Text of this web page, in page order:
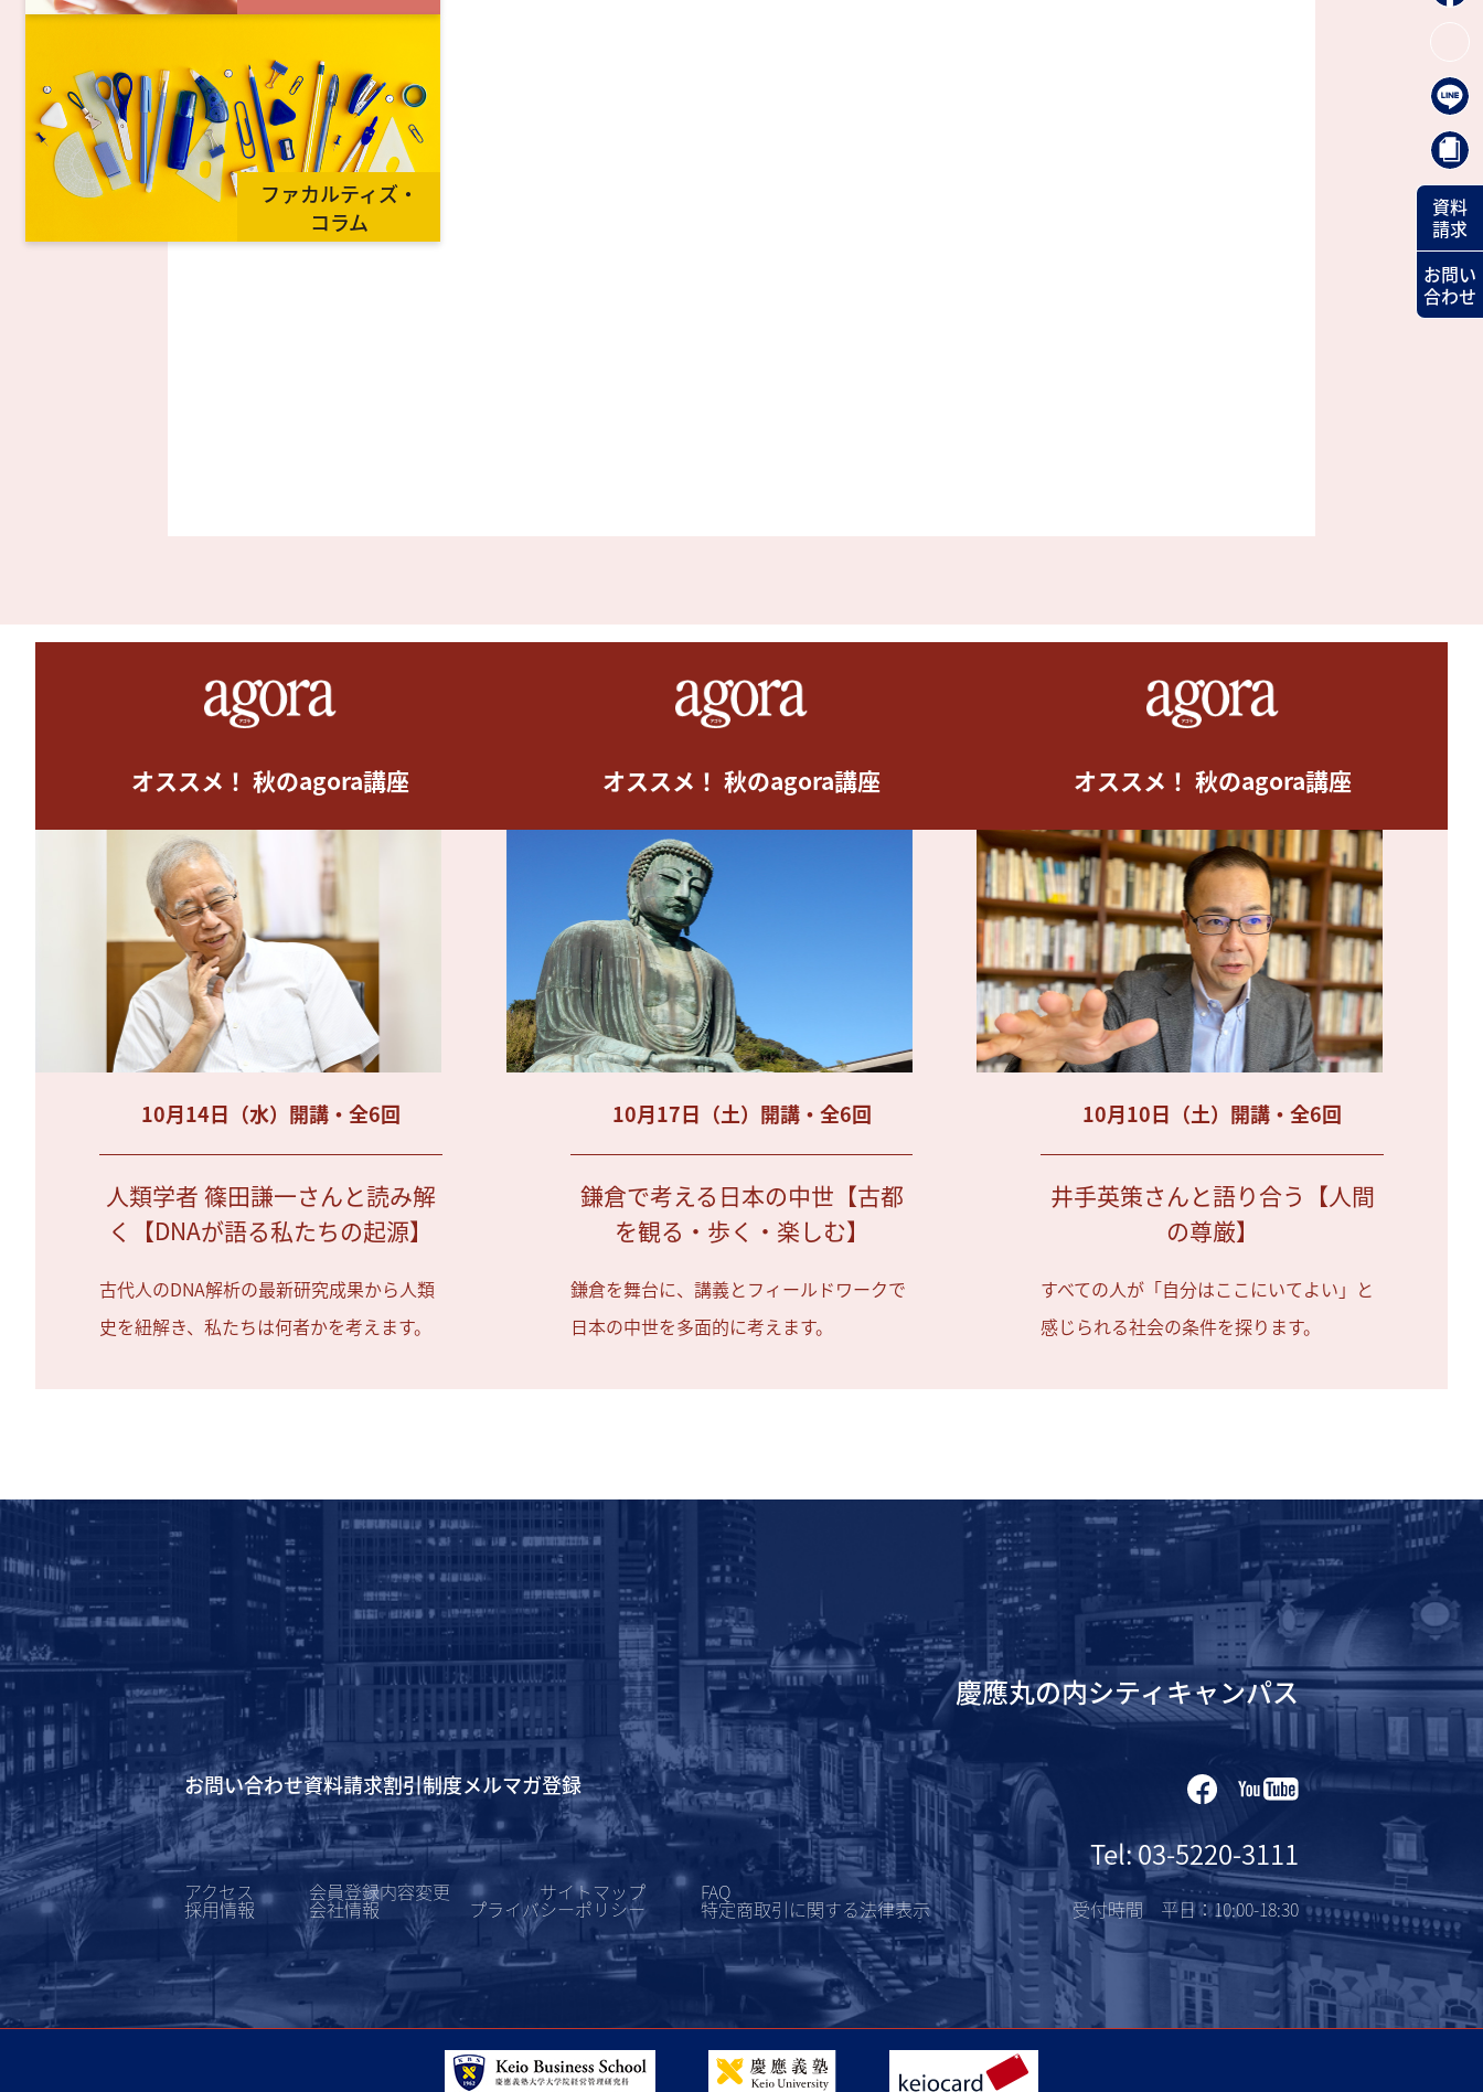
ファカルティズ・
コラム
オススメ！ 秋のagora講座
10月14日（水）開講・全6回
人類学者 篠田謙一さんと読み解
く【DNAが語る私たちの起源】
古代人のDNA解析の最新研究成果から人類
史を紐解き、私たちは何者かを考えます。
オススメ！ 秋のagora講座
10月17日（土）開講・全6回
鎌倉で考える日本の中世【古都
を観る・歩く・楽しむ】
鎌倉を舞台に、講義とフィールドワークで
日本の中世を多面的に考えます。
オススメ！ 秋のagora講座
10月10日（土）開講・全6回
井手英策さんと語り合う【人間
の尊厳】
すべての人が「自分はここにいてよい」と
感じられる社会の条件を探ります。
資料
請求
お問い
合わせ
慶應丸の内シティキャンパス
お問い合わせ資料請求割引制度メルマガ登録
アクセス 会員登録内容変更 サイトマップ FAQ
採用情報 会社情報 プライバシーポリシー 特定商取引に関する法律表示
Tel: 03-5220-3111
受付時間 平日：10:00-18:30